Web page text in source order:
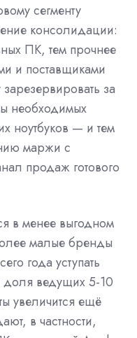
сегменту
консолидации:
ПК, тем прочнее
и поставщиками
за
необходимых
ноутбуков — и тем
маржи с
продаж готового
в менее выгодном
малые бренды
года уступать
доля ведущих 5-10
увеличится ещё
в частности,